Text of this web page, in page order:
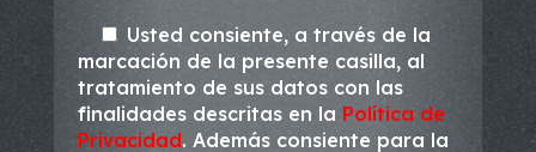
Usted consiente, a través de la
marcación de la presente casilla, al
tratamiento de sus datos con las
finalidades descritas en la Política de
Privacidad. Además consiente para la